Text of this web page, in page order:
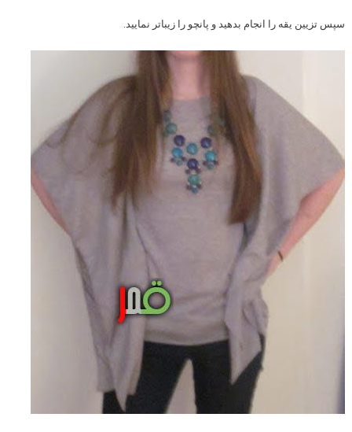
سپس تزیین یقه را انجام بدهید و پانچو را زیباتر نمایید.